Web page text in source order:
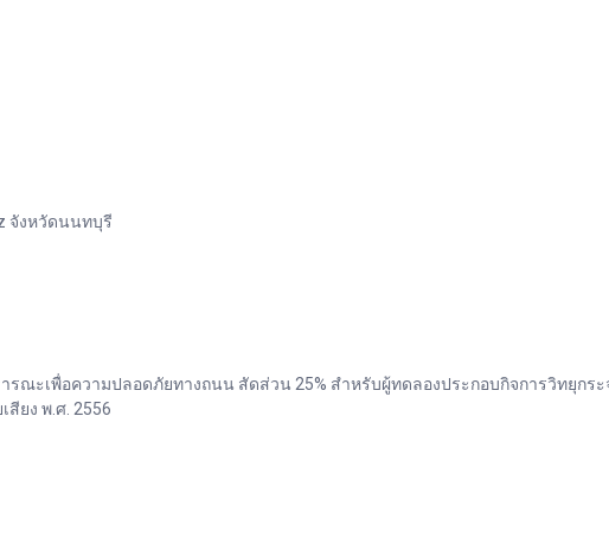
จังหวัดนนทบุรี
ณะเพื่อความปลอดภัยทางถนน สัดส่วน 25% สำหรับผู้ทดลองประกอบกิจการวิทยุกร
สียง พ.ศ. 2556